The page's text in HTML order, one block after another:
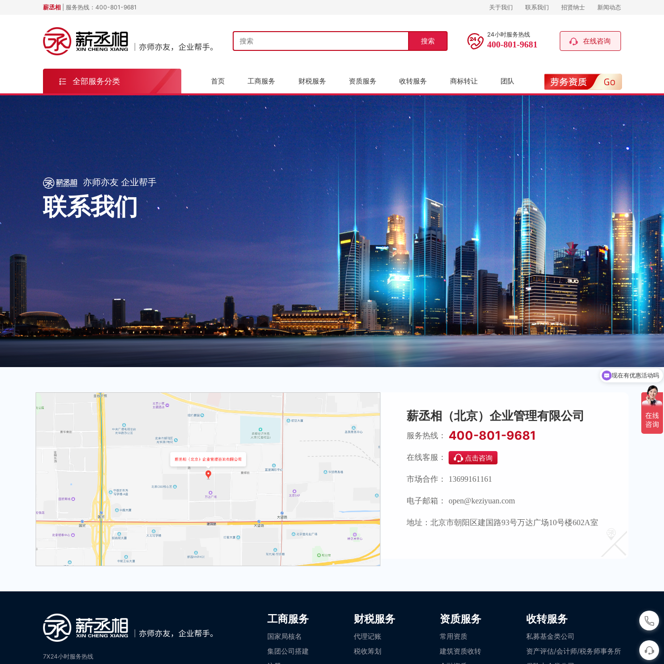
薪丞相 | 服务热线： 400-801-9681 关于我们 联系我们 招贤纳士 新闻动态
搜索
24小时服务热线
400-801-9681 在线咨询
全部服务分类 首页 工商服务 财税服务 资质服务 收转服务 商标转让 团队
亦师亦友 企业帮手
联系我们
薪丞相（北京）企业管理有限公司
服务热线： 400-801-9681
在线客服： 点击咨询
市场合作： 13699161161
电子邮箱： open@keziyuan.com
地址： 北京市朝阳区建国路93号万达广场10号楼602A室
7X24小时服务热线
工商服务
国家局核名
集团公司搭建
财税服务
代理记账
税收筹划
资质服务
常用资质
建筑资质收转
收转服务
私募基金类公司
资产评估/会计师/税务师事务所
现在有优惠活动吗